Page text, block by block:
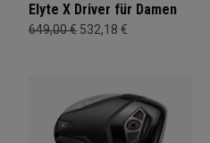
Elyte X Driver für Damen
649,00 € 532,18 €